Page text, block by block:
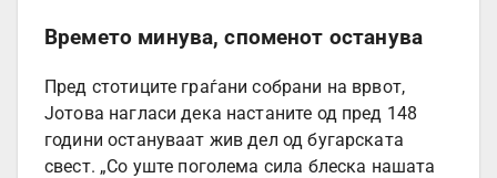
Времето минува, споменот останува
Пред стотиците граѓани собрани на врвот,
Јотова нагласи дека настаните од пред 148
години остануваат жив дел од бугарската
свест. „Со уште поголема сила блеска нашата